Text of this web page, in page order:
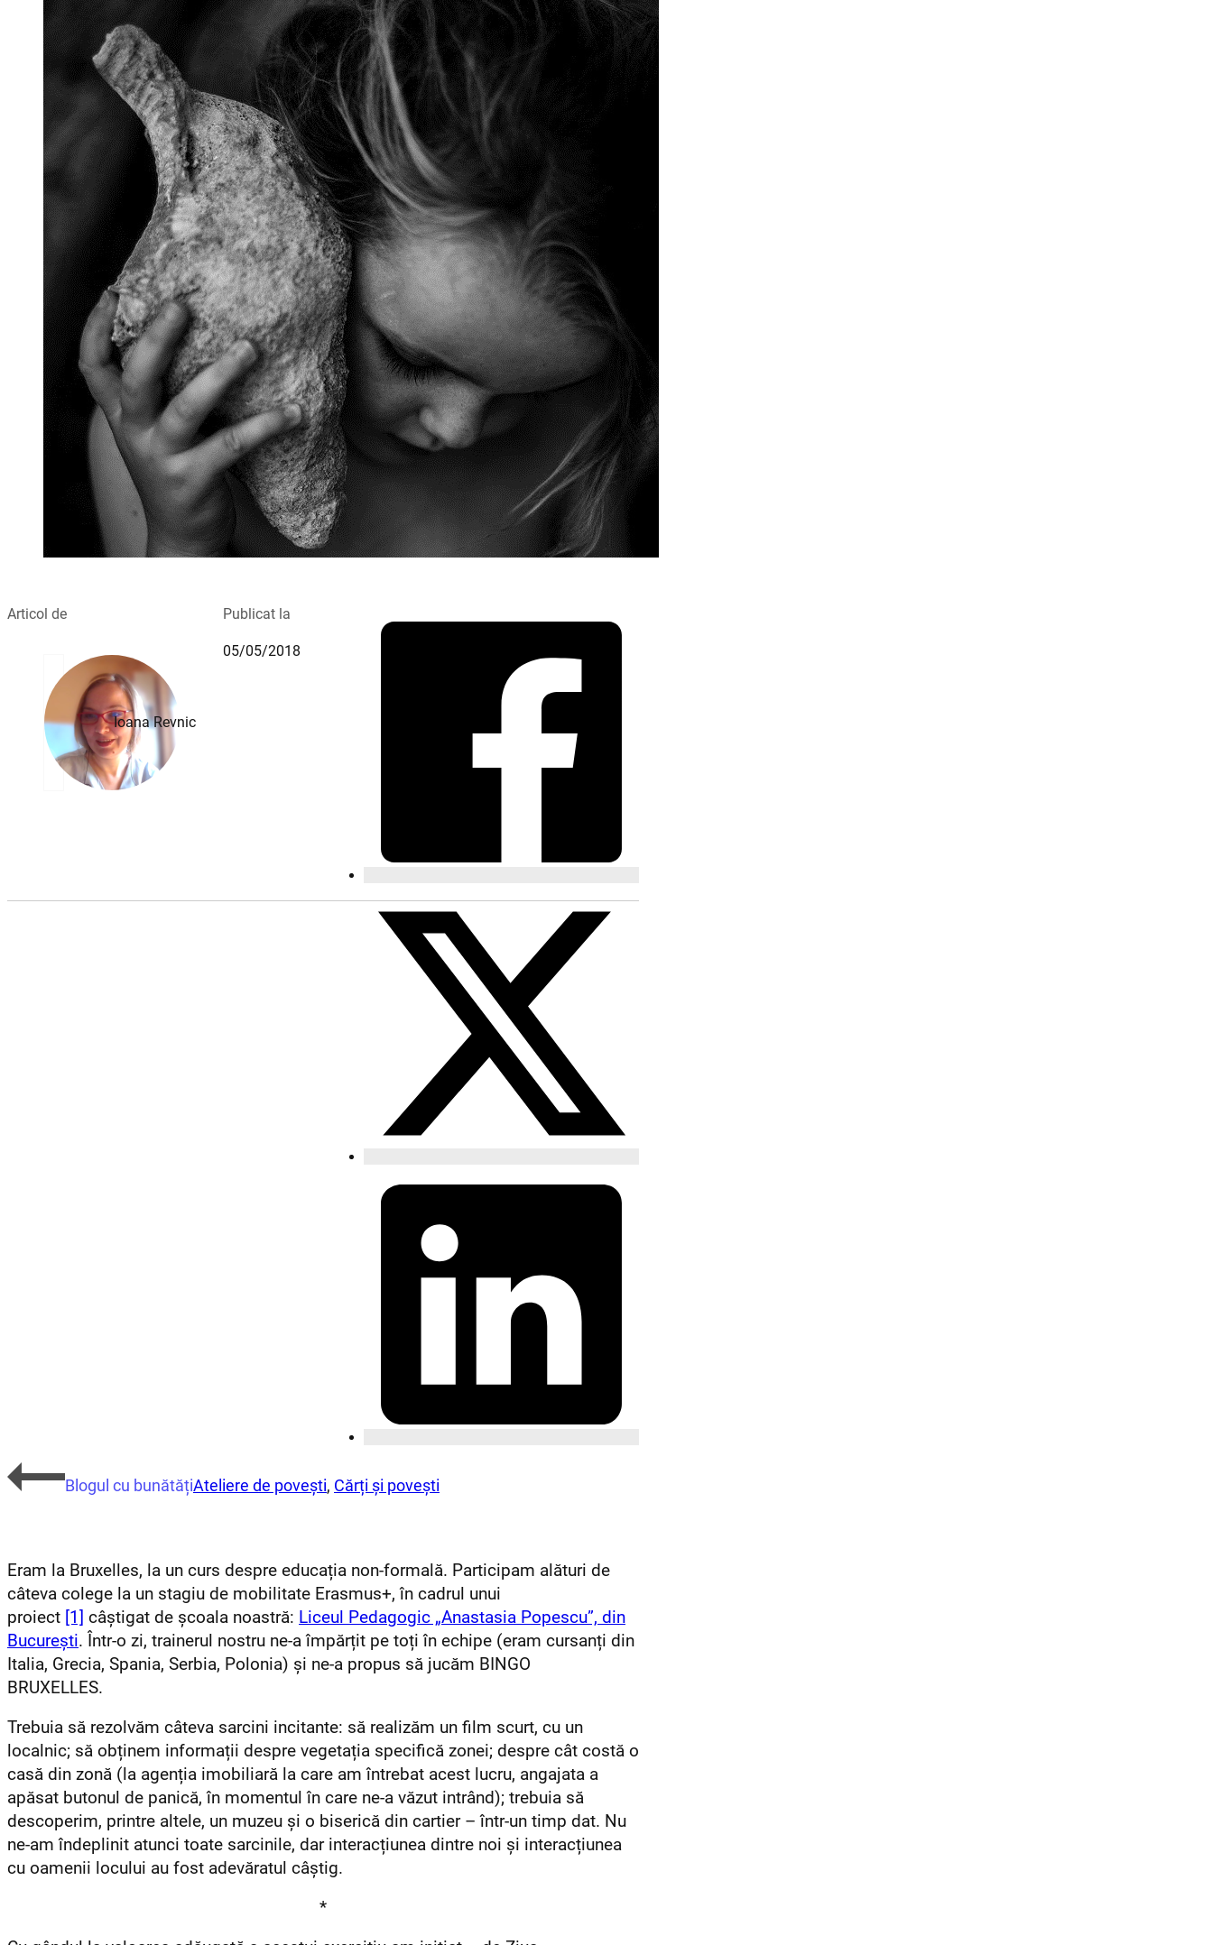
Articol de
Ioana Revnic
Publicat la
05/05/2018
Blogul cu bunătățiAteliere de povești, Cărți și povești
Eram la Bruxelles, la un curs despre educația non-formală. Participam alături de
câteva colege la un stagiu de mobilitate Erasmus+, în cadrul unui
proiect [1] câștigat de școala noastră: Liceul Pedagogic „Anastasia Popescu”, din
București. Într-o zi, trainerul nostru ne-a împărțit pe toți în echipe (eram cursanți din
Italia, Grecia, Spania, Serbia, Polonia) și ne-a propus să jucăm BINGO
BRUXELLES.
Trebuia să rezolvăm câteva sarcini incitante: să realizăm un film scurt, cu un
localnic; să obținem informații despre vegetația specifică zonei; despre cât costă o
casă din zonă (la agenția imobiliară la care am întrebat acest lucru, angajata a
apăsat butonul de panică, în momentul în care ne-a văzut intrând); trebuia să
descoperim, printre altele, un muzeu și o biserică din cartier – într-un timp dat. Nu
ne-am îndeplinit atunci toate sarcinile, dar interacțiunea dintre noi și interacțiunea
cu oamenii locului au fost adevăratul câștig.
*